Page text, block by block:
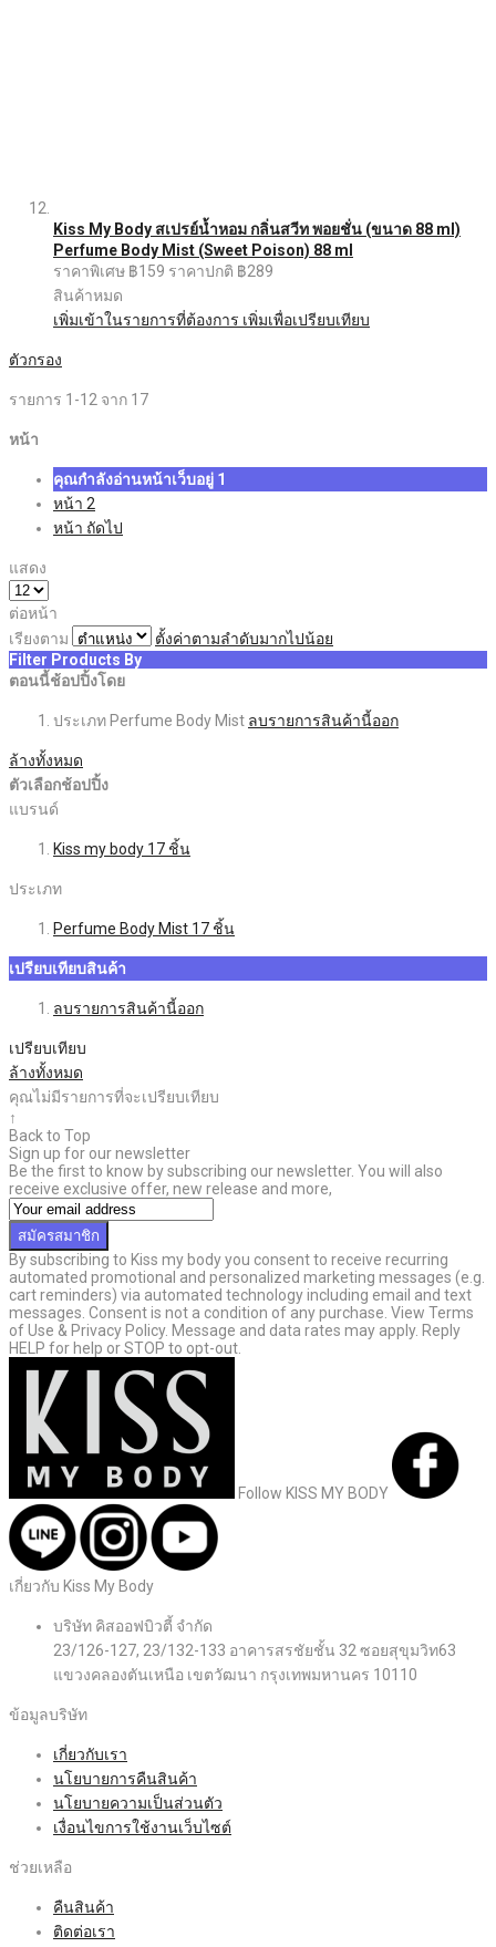
Kiss My Body สเปรย์น้ำหอม กลิ่นสวีท พอยชั่น (ขนาด 88 ml)
Perfume Body Mist (Sweet Poison) 88 ml
ราคาพิเศษ ฿159 ราคาปกติ ฿289
สินค้าหมด
เพิ่มเข้าในรายการที่ต้องการ เพิ่มเพื่อเปรียบเทียบ
ตัวกรอง
รายการ 1 -12 จาก 17
หน้า
คุณกำลังอ่านหน้าเว็บอยู่ 1
หน้า 2
หน้า ถัดไป
แสดง
ต่อหน้า
เรียงตาม
ตั้งค่าตามลำดับมากไปน้อย
Filter Products By
ตอนนี้ช้อปปิ้งโดย
ประเภทPerfume Body Mist ลบรายการสินค้านี้ออก
ล้างทั้งหมด
ตัวเลือกช้อปปิ้ง
แบรนด์
Kiss my body 17 ชิ้น
ประเภท
Perfume Body Mist 17 ชิ้น
เปรียบเทียบสินค้า
ลบรายการสินค้านี้ออก
เปรียบเทียบ
ล้างทั้งหมด
คุณไม่มีรายการที่จะเปรียบเทียบ
↑
Back to Top
Sign up for our newsletter
Be the first to know by subscribing our newsletter. You will also
receive exclusive offer, new release and more,
สมัครสมาชิก
By subscribing to Kiss my body you consent to receive recurring
automated promotional and personalized marketing messages (e.g.
cart reminders) via automated technology including email and text
messages. Consent is not a condition of any purchase. View Terms
of Use & Privacy Policy. Message and data rates may apply. Reply
HELP for help or STOP to opt-out.
Follow KISS MY BODY
เกี่ยวกับ Kiss My Body
บริษัท คิสออฟบิวตี้ จำกัด
23/126-127, 23/132-133 อาคารสรชัยชั้น 32 ซอยสุขุมวิท63
แขวงคลองตันเหนือ เขตวัฒนา กรุงเทพมหานคร 10110
ข้อมูลบริษัท
เกี่ยวกับเรา
นโยบายการคืนสินค้า
นโยบายความเป็นส่วนตัว
เงื่อนไขการใช้งานเว็บไซต์
ช่วยเหลือ
คืนสินค้า
ติดต่อเรา